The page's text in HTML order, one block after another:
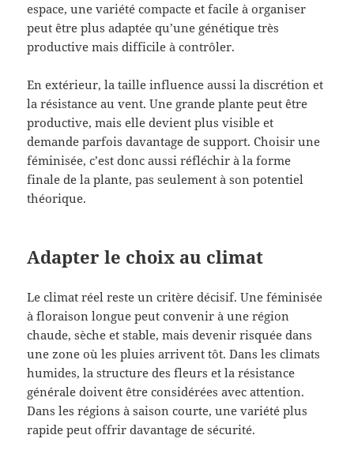
espace, une variété compacte et facile à organiser
peut être plus adaptée qu’une génétique très
productive mais difficile à contrôler.
En extérieur, la taille influence aussi la discrétion et
la résistance au vent. Une grande plante peut être
productive, mais elle devient plus visible et
demande parfois davantage de support. Choisir une
féminisée, c’est donc aussi réfléchir à la forme
finale de la plante, pas seulement à son potentiel
théorique.
Adapter le choix au climat
Le climat réel reste un critère décisif. Une féminisée
à floraison longue peut convenir à une région
chaude, sèche et stable, mais devenir risquée dans
une zone où les pluies arrivent tôt. Dans les climats
humides, la structure des fleurs et la résistance
générale doivent être considérées avec attention.
Dans les régions à saison courte, une variété plus
rapide peut offrir davantage de sécurité.